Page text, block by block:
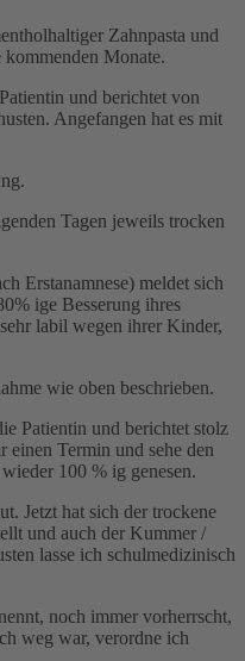
Zahnpasta und
Monate.
und berichtet von
Angefangen hat es mit
Tagen jeweils trocken
Erstanamnese) meldet sich
ige Besserung ihres
labil wegen ihrer Kinder,
wie oben beschrieben.
Patientin und berichtet stolz
Termin und sehe den
100 % ig genesen.
Jetzt hat sich der trockene
und auch der Kummer /
lasse ich schulmedizinisch
noch immer vorherrscht,
weg war, verordne ich